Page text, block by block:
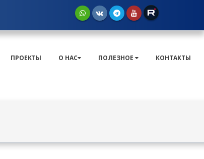
ПРОЕКТЫ О НАС ПОЛЕЗНОЕ КОНТАКТЫ